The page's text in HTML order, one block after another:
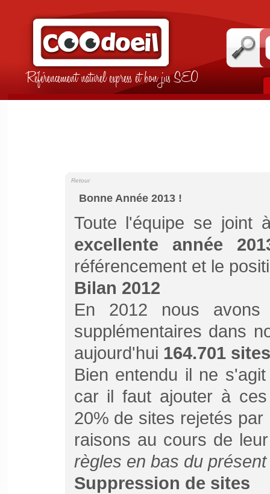
Référencement naturel express et bon jus SEO
Bonne Année 2013 !
Retour
Toute l'équipe se joint
excellente année
référencement et le
Bilan 2012
En 2012 nous
supplémentaires dans
aujourd'hui 164.701 sites
Bien entendu il ne
car il faut ajouter à
20% de sites rejetés
raisons au cours de
règles en bas du
Suppression de sites